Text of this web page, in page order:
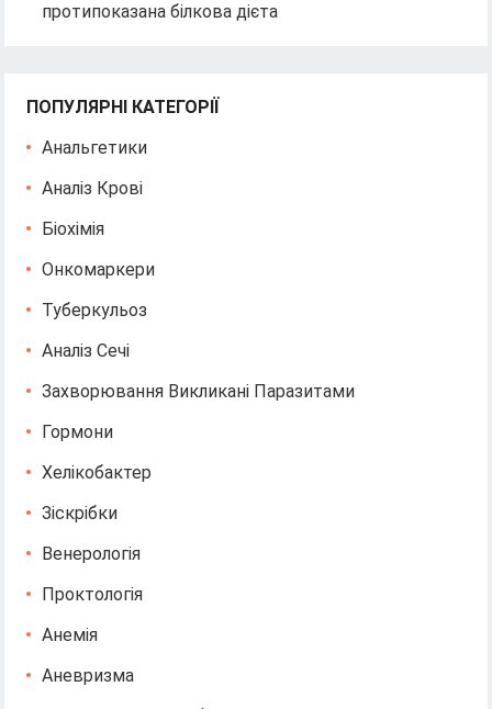
протипоказана білкова дієта
ПОПУЛЯРНІ КАТЕГОРІЇ
Анальгетики
Аналіз Крові
Біохімія
Онкомаркери
Туберкульоз
Аналіз Сечі
Захворювання Викликані Паразитами
Гормони
Хелікобактер
Зіскрібки
Венерологія
Проктологія
Анемія
Аневризма